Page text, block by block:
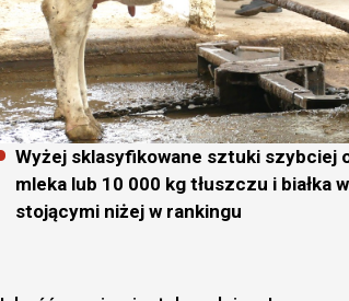
Wyżej sklasyfikowane sztuki szybciej
mleka lub 10 000 kg tłuszczu i białka
stojącymi niżej w rankingu